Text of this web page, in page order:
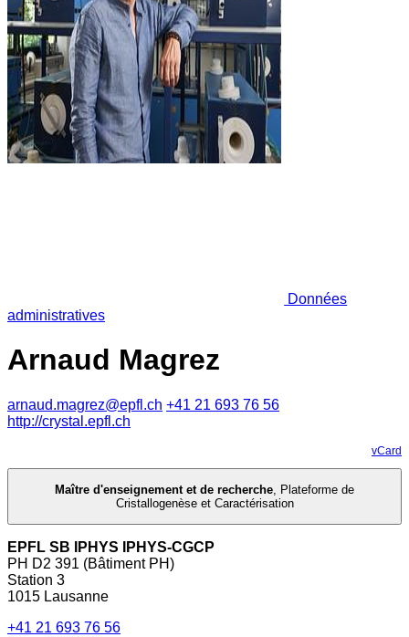
Données
administratives
Arnaud Magrez
arnaud.magrez@epfl.ch +41 21 693 76 56
http://crystal.epfl.ch
vCard
Maître d'enseignement et de recherche, Plateforme de
Cristallogenèse et Caractérisation
EPFL SB IPHYS IPHYS-CGCP
PH D2 391 (Bâtiment PH)
Station 3
1015 Lausanne
+41 21 693 76 56